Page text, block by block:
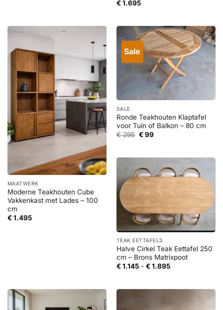
€1.695
MAATWERK
Moderne Teakhouten Cube
Vakkenkast met Lades – 100
cm
€1.495
Sale
SALE
Ronde Teakhouten Klaptafel
voor Tuin of Balkon – 80 cm
€295 Oorspronkelijke
€99Huidige
TEAK EETTAFELS
Halve Cirkel Teak Eettafel 250
cm – Brons Matrixpoot
€1.145 - €1.895Prijsklasse: